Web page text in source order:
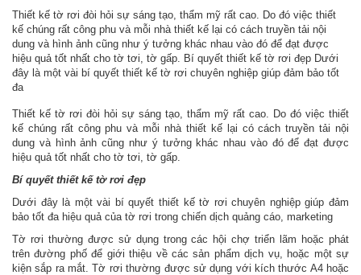
Thiết kế tờ rơi đòi hỏi sự sáng tạo, thẩm mỹ rất cao. Do đó việc thiết
kế chúng rất công phu và mỗi nhà thiết kế lại có cách truyền tải nội
dung và hình ảnh cũng như ý tưởng khác nhau vào đó để đạt được
hiệu quả tốt nhất cho tờ tơi, tờ gấp. Bí quyết thiết kế tờ rơi đẹp Dưới
đây là một vài bí quyết thiết kế tờ rơi chuyên nghiệp giúp đảm bảo tốt
đa
Thiết kế tờ rơi đòi hỏi sự sáng tạo, thẩm mỹ rất cao. Do đó việc thiết
kế chúng rất công phu và mỗi nhà thiết kế lại có cách truyền tải nội
dung và hình ảnh cũng như ý tưởng khác nhau vào đó để đạt được
hiệu quả tốt nhất cho tờ tơi, tờ gấp.
Bí quyết thiết kế tờ rơi đẹp
Dưới đây là một vài bí quyết thiết kế tờ rơi chuyên nghiệp giúp đảm
bảo tốt đa hiệu quả của tờ rơi trong chiến dịch quảng cáo, marketing
Tờ rơi thường được sử dụng trong các hội chợ triển lãm hoặc phát
trên đường phố để giới thiệu về các sản phẩm dịch vụ, hoặc một sự
kiện sắp ra mắt. Tờ rơi thường được sử dụng với kích thước A4 hoặc